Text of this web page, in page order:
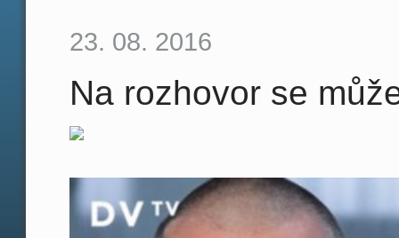
23. 08. 2016
Na rozhovor se